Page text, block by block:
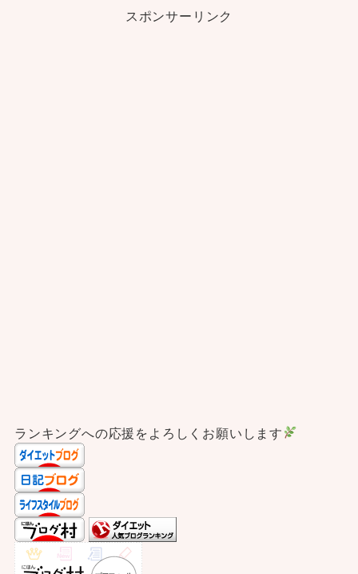
スポンサーリンク
ランキングへの応援をよろしくお願いします